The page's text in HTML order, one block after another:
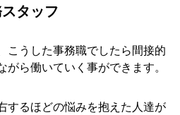
タッフ
こうした事務職でしたら間接的
ら働いていく事ができます。
するほどの悩みを抱えた人達が